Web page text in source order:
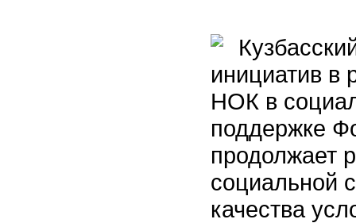
инициатив в
НОК в
поддержке
продолжает
социальной
качества